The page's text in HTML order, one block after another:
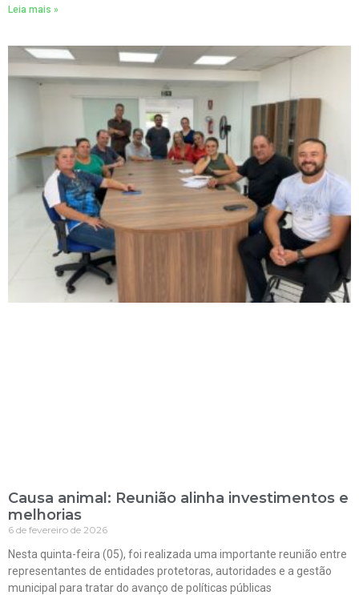
Leia mais »
Causa animal: Reunião alinha investimentos e
melhorias
6 de fevereiro de 2026
Nesta quinta-feira (05), foi realizada uma importante reunião entre
representantes de entidades protetoras, autoridades e a gestão
municipal para tratar do avanço de políticas públicas